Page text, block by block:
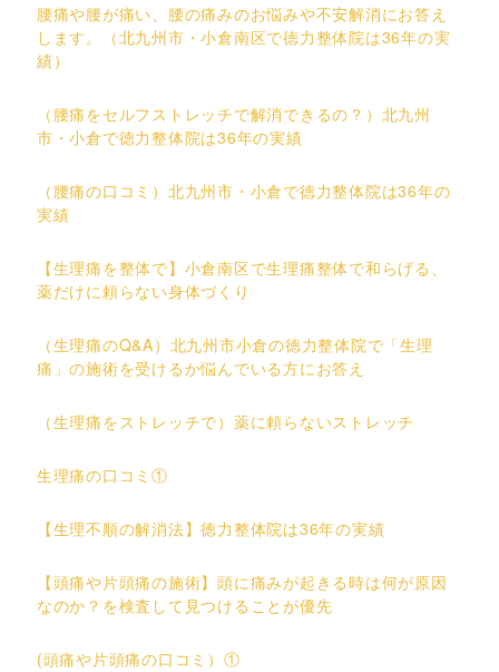
腰痛や腰が痛い、腰の痛みのお悩みや不安解消にお答え
します。（北九州市・小倉南区で徳力整体院は36年の実
績）
（腰痛をセルフストレッチで解消できるの？）北九州
市・小倉で徳力整体院は36年の実績
（腰痛の口コミ）北九州市・小倉で徳力整体院は36年の
実績
【生理痛を整体で】小倉南区で生理痛整体で和らげる、
薬だけに頼らない身体づくり
（生理痛のQ&A）北九州市小倉の徳力整体院で「生理
痛」の施術を受けるか悩んでいる方にお答え
（生理痛をストレッチで）薬に頼らないストレッチ
生理痛の口コミ①
【生理不順の解消法】徳力整体院は36年の実績
【頭痛や片頭痛の施術】頭に痛みが起きる時は何が原因
なのか？を検査して見つけることが優先
(頭痛や片頭痛の口コミ）①